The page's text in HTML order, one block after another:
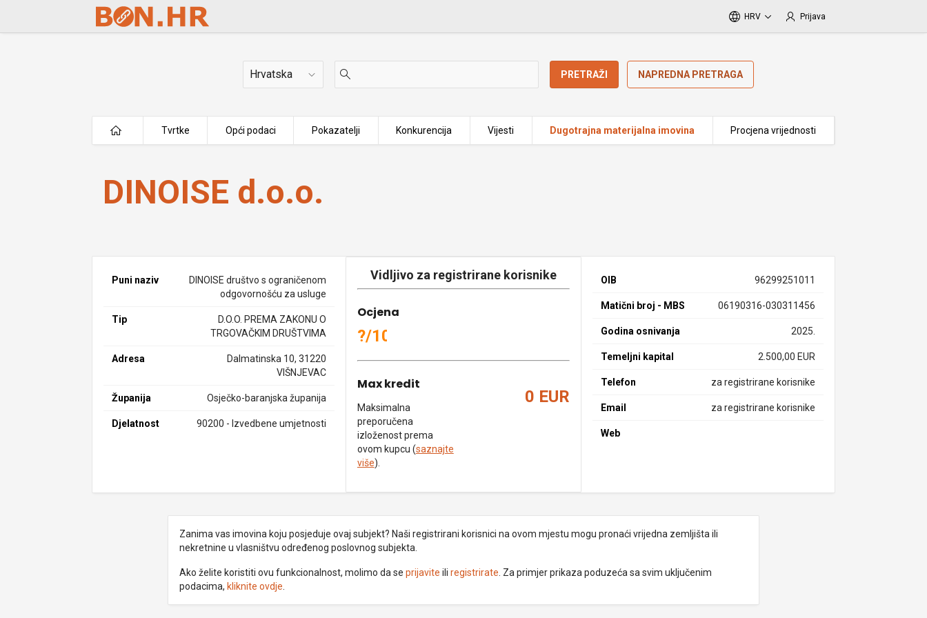
Skip to Main Content
HRV Prijava
Država PRETRAŽI NAPREDNA PRETRAGA
Tvrtke Opći podaci Pokazatelji Konkurencija Vijesti Dugotrajna materijalna imovina Procjena vrijednosti
DINOISE d.o.o.
DINOISE d.o.o.
Puni naziv
DINOISE društvo s ograničenom
odgovornošću za usluge
Tip
D.O.O. PREMA ZAKONU O
TRGOVAČKIM DRUŠTVIMA
Adresa
Dalmatinska 10, 31220
VIŠNJEVAC
Županija Osječko-baranjska županija
Djelatnost 90200 - Izvedbene umjetnosti
Vidljivo za registrirane korisnike
Ocjena
?/10
Max kredit
Maksimalna
preporučena
izloženost prema
ovom kupcu (saznajte
više).
0 EUR
OIB 96299251011
Matični broj - MBS 06190316-030311456
Godina osnivanja 2025.
Temeljni kapital 2.500,00 EUR
Telefon za registrirane korisnike
Email za registrirane korisnike
Web
Zanima vas imovina koju posjeduje ovaj subjekt? Naši registrirani korisnici na ovom mjestu mogu pronaći vrijedna zemljišta ili
nekretnine u vlasništvu određenog poslovnog subjekta.
Ako želite koristiti ovu funkcionalnost, molimo da se prijavite ili registrirate . Za primjer prikaza poduzeća sa svim uključenim
podacima, kliknite ovdje